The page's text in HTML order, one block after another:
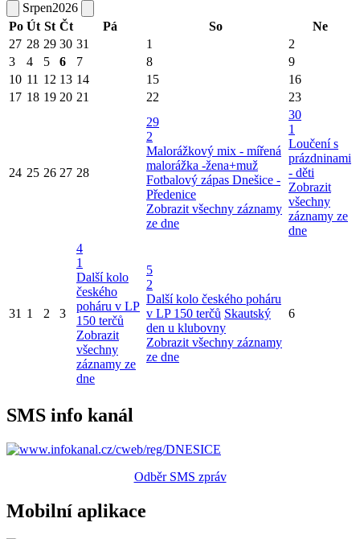
Srpen2026
Po Út St Čt Pá So
Ne
27 28 29 30 31 1
2
3
4 5 6 7 8
9
10 11 12 13 14 15
16
17 18 19 20 21 22 23
24 25 26 27 28
29
2
Malorážkový mix - mířená
malorážka -žena+muž
Fotbalový zápas Dnešice -
Předenice
Zobrazit všechny záznamy
ze dne
30
1
Loučení s
prázdninami
- děti
Zobrazit
všechny
záznamy ze
dne
31 1 2 3
4
1
Další kolo
českého
poháru v LP
150 terčů
Zobrazit
všechny
záznamy ze
dne
5
2
Další kolo českého poháru
v LP 150 terčů Skautský
den u klubovny
Zobrazit všechny záznamy
ze dne
6
SMS info kanál
Odběr SMS zpráv
Mobilní aplikace